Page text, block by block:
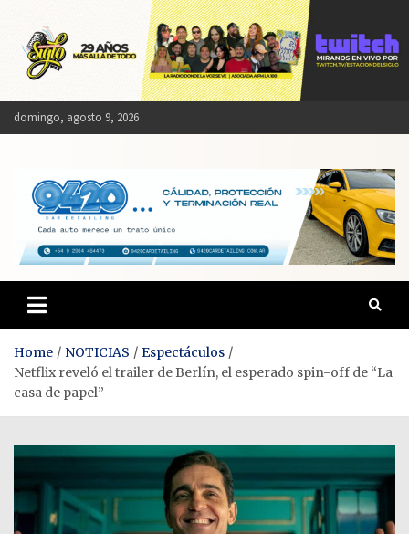
content
domingo, agosto 9, 2026
Home NOTICIAS
Espectáculos
Netflix reveló el trailer de Berlín, el esperado spin-off de “La
casa de papel”